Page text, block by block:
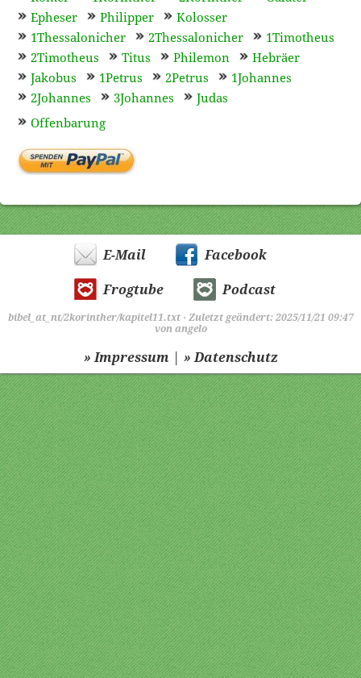
Epheser
Philipper
Kolosser
1Thessalonicher
2Thessalonicher
1Timotheus
2Timotheus
Titus Philemon
Hebräer
Jakobus
1Petrus 2Petrus
1Johannes
2Johannes
3Johannes
Judas
Offenbarung
E-Mail Facebook
Frogtube Podcast
bibel_at_nt/2korinther/kapitel11.txt· Zuletzt geändert: 2025/11/21 09:47
von angelo
» Impressum | » Datenschutz